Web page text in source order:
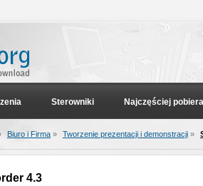
Sterowniki Najczęściej
Biuro i Firma » Tworzenie prezentacji i demonstracji »
4.3